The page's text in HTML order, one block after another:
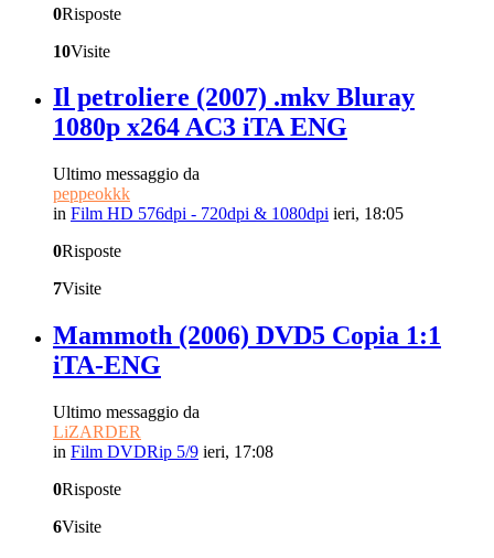
0Risposte
10Visite
Il petroliere (2007) .mkv Bluray
1080p x264 AC3 iTA ENG
Ultimo messaggio da
peppeokkk
in Film HD 576dpi - 720dpi & 1080dpi ieri, 18:05
0Risposte
7Visite
Mammoth (2006) DVD5 Copia 1:1
iTA-ENG
Ultimo messaggio da
LiZARDER
in Film DVDRip 5/9 ieri, 17:08
0Risposte
6Visite